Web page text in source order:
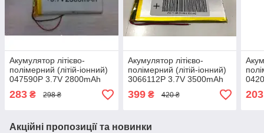
Акумулятор літієво-
полімерний (літій-іонний)
047590P 3.7V 2800mAh
283 ₴ 298 ₴
Акумулятор літієво-
полімерний (літій-іонний)
3066112P 3.7V 3500mAh
399₴ 420 ₴ 203
Акційні пропозиції та новинки